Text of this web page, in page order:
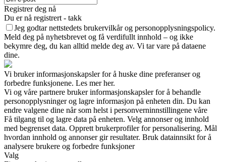
Registrer deg nå
Du er nå registrert - takk
Jeg godtar nettstedets brukervilkår og personopplysningspolicy.
Meld deg på nyhetsbrevet og få verdifullt innhold – og ikke
bekymre deg, du kan alltid melde deg av. Vi tar vare på dataene
dine.
Vi bruker informasjonskapsler for å huske dine preferanser og
forbedre funksjonene. Les mer her.
Vi og våre partnere bruker informasjonskapsler for å behandle
personopplysninger og lagre informasjon på enheten din. Du kan
endre valgene dine når som helst i personverninnstillingene våre
Få tilgang til og lagre data på enheten. Velg annonser og innhold
med begrenset data. Opprett brukerprofiler for personalisering. Mål
hvordan innhold og annonser gir resultater. Bruk datainnsikt for å
analysere brukere og forbedre funksjoner
Valg